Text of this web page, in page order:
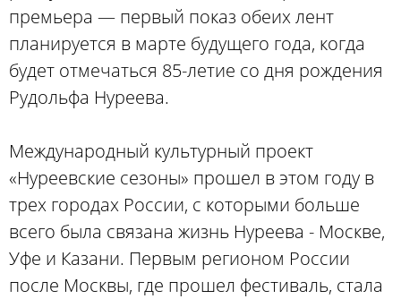
премьера — первый показ обеих лент
планируется в марте будущего года, когда
будет отмечаться 85-летие со дня рождения
Рудольфа Нуреева.
Международный культурный проект
«Нуреевские сезоны» прошел в этом году в
трех городах России, с которыми больше
всего была связана жизнь Нуреева - Москве,
Уфе и Казани. Первым регионом России
после Москвы, где прошел фестиваль, стала